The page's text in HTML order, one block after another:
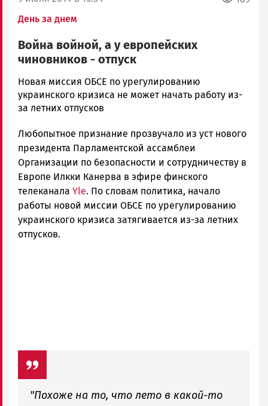
День за днем
Война войной, а у европейских
чиновников - отпуск
admintimur
Новости
Петрозаводска
Карелии
|
Петрозаводск
ГОВОРИТ
Новая миссия ОБСЕ по урегулированию
украинского кризиса не может начать работу из-
за летних отпусков
Любопытное признание прозвучало из уст нового
президента Парламентской ассамблеи
Организации по безопасности и сотрудничеству в
Европе Илкки Канерва в эфире финского
телеканала Yle. По словам политика, начало
работы новой миссии ОБСЕ по урегулированию
украинского кризиса затягивается из-за летних
отпусков.
"Похоже на то, что лето в какой-то